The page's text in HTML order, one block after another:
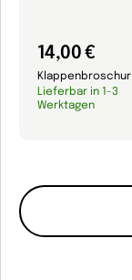
14,00 €
Klappenbroschur
Lieferbar in 1-3
Werktagen